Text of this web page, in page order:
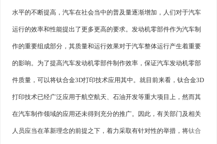
水平的不断提高，汽车在社会当中的普及量逐渐增加，人们对于汽车
运行的效率和性能提出了更多更高的要求。发动机零部件作为汽车制
作的重要组成部分，其质量和运行效果对于汽车整体运行产生着重要
的影响。为了提高汽车发动机零部件制作效率，保证汽车发动机零部
件质量，可以将钛合金3D打印技术应用其中。就目前来看，钛合金3D
打印技术已经广泛应用于航空航天、石油开发等重大项目上，然而其
在汽车制作领域的应用还未得到充分的推广。因此，有关部门及相关
人员应当在革新理念的前提之下，着力采取有针对性的举措，将钛合